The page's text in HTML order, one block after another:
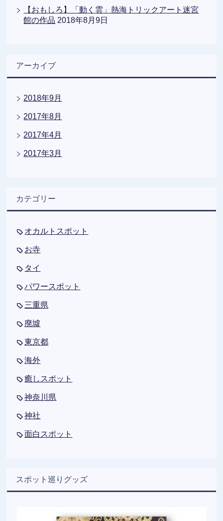
【おもしろ】「動く雲」熱海トリックアート迷宮
館の作品 2018年8月9日
アーカイブ
2018年9月
2017年8月
2017年4月
2017年3月
カテゴリー
オカルトスポット
お寺
タイ
パワースポット
三重県
廃墟
東京都
海外
癒しスポット
神奈川県
神社
面白スポット
スポット巡りグッズ